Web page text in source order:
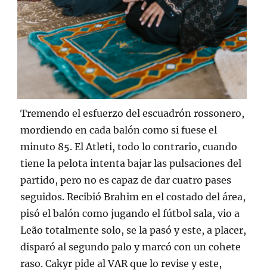
Tremendo el esfuerzo del escuadrón rossonero,
mordiendo en cada balón como si fuese el
minuto 85. El Atleti, todo lo contrario, cuando
tiene la pelota intenta bajar las pulsaciones del
partido, pero no es capaz de dar cuatro pases
seguidos. Recibió Brahim en el costado del área,
pisó el balón como jugando el fútbol sala, vio a
Leão totalmente solo, se la pasó y este, a placer,
disparó al segundo palo y marcó con un cohete
raso. Cakyr pide al VAR que lo revise y este,